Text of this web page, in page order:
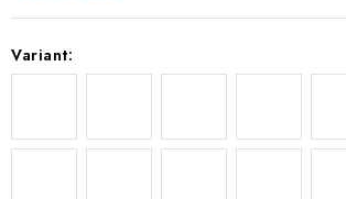
Variant: